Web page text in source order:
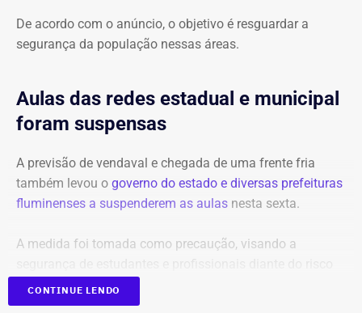
De acordo com o anúncio, o objetivo é resguardar a
segurança da população nessas áreas.
Aulas das redes estadual e municipal
foram suspensas
A previsão de vendaval e chegada de uma frente fria
também levou o governo do estado e diversas prefeituras
fluminenses a suspenderem as aulas nesta sexta.
A medida foi tomada como precaução, visando a
de rajadas que podem ultrapassar os 90 km/h em
diversas regiões.
CONTINUE LENDO